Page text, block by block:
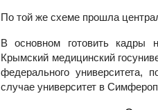
По той же схеме прошла
В основном готовить кадры
Крымский медицинский
федерального университета,
случае университет в